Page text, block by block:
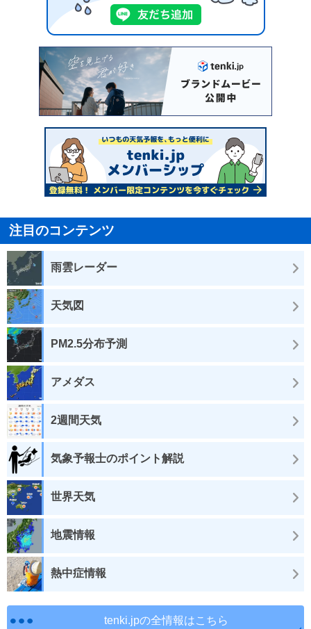
注目のコンテンツ
雨雲レーダー
天気図
PM2.5分布予測
アメダス
2週間天気
気象予報士のポイント解説
世界天気
地震情報
熱中症情報
tenki.jpの全情報はこちら